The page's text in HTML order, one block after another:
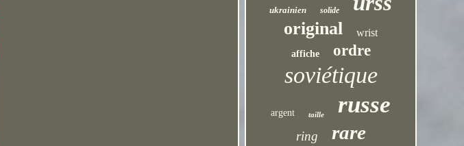
ukrainien solide
original wrist
affiche ordre
soviétique
argent taille russe
ring rare